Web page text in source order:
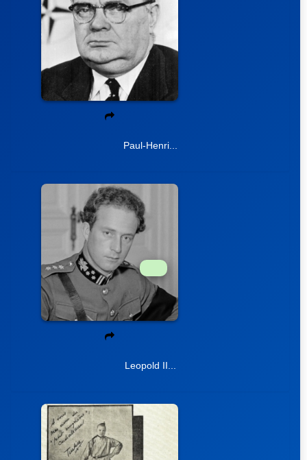
Paul-Henri...
Leopold II...